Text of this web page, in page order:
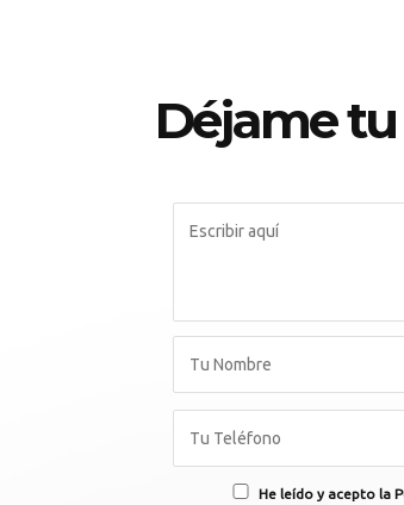
Déjame tu
He leído y acepto la